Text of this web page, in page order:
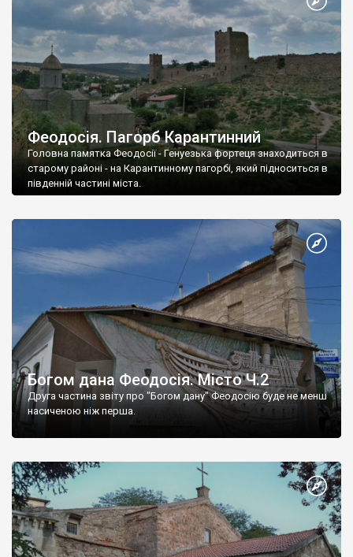
Феодосія. Пагорб Карантинний
Головна памятка Феодосії - Генуезька фортеця знаходиться в
старому районі - на Карантинному пагорбі, який підноситься в
південній частині міста.
Богом дана Феодосія. Місто Ч.2
Друга частина звіту про "Богом дану" Феодосію буде не менш
насиченою ніж перша.